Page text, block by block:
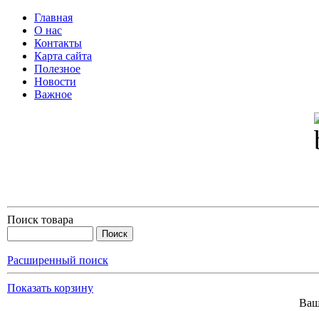
Главная
О нас
Контакты
Карта сайта
Полезное
Новости
Важное
Поиск товара
Расширенный поиск
Показать корзину